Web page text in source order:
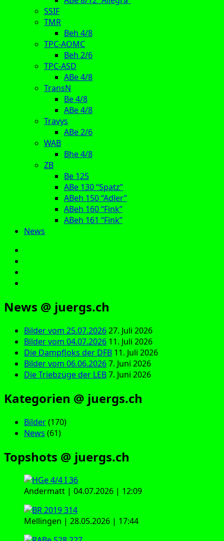
SSIF
TMR
Beh 4/8
TPC-AOMC
Beh 2/6
TPC-ASD
ABe 4/8
TransN
Be 4/8
ABe 4/8
Travys
ABe 2/6
WAB
Bhe 4/8
ZB
Be 125
ABe 130 “Spatz”
ABeh 150 “Adler”
ABeh 160 “Fink”
ABeh 161 “Fink”
News
News @ juergs.ch
Bilder vom 25.07.202627. Juli 2026
Bilder vom 04.07.2026 11. Juli 2026
Die Dampfloks der DFB 11. Juli 2026
Bilder vom 06.06.20267. Juni 2026
Die Triebzüge der LEB7. Juni 2026
Kategorien @ juergs.ch
Bilder(170)
News (61)
Topshots @ juergs.ch
Andermatt | 04.07.2026 | 12:09
Mellingen | 28.05.2026 | 17:44